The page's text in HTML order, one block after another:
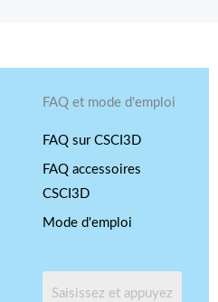
FAQ et mode d'emploi
FAQ sur CSCI3D
FAQ accessoires
CSCI3D
Mode d'emploi